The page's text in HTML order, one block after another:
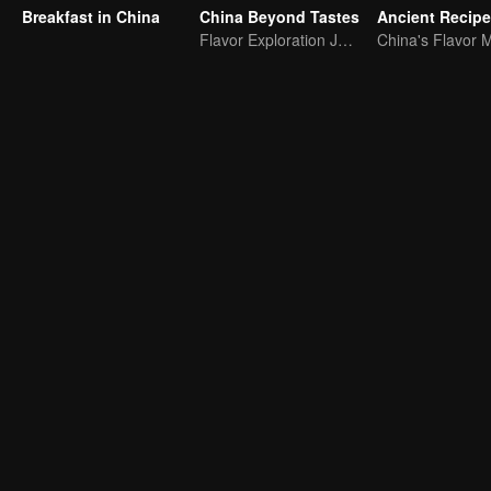
Breakfast in China
China Beyond Tastes
Flavor Exploration Journey of Chen Xiaoqing
Ancient
China's Flavor